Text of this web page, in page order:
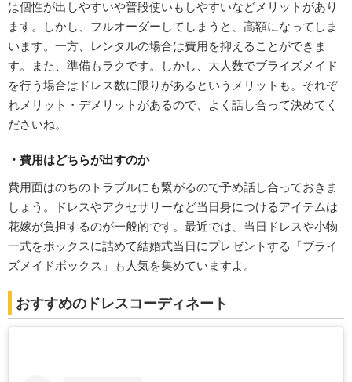
は個性が出しやすいや普段使いもしやすいなどメリットがあり
ます。しかし、フルオーダーしてしまうと、高額になってしま
います。一方、レンタルの場合は費用を抑えることができま
す。また、準備もラクです。しかし、大人数でブライズメイド
を行う場合はドレス数に限りがあるというメリットも。それぞ
れメリット・デメリットがあるので、よく話し合って決めてく
ださいね。
・費用はどちらが出すのか
費用面はのちのトラブルにも繋がるので予め話し合っておきま
しょう。ドレスやアクセサリーなど当日身につけるアイテムは
花嫁が負担するのが一般的です。最近では、当日ドレスや小物
一式をボックスに詰めて結婚式当日にプレゼントする「ブライ
ズメイドボックス」も人気を集めていますよ。
おすすめのドレスコーディネート